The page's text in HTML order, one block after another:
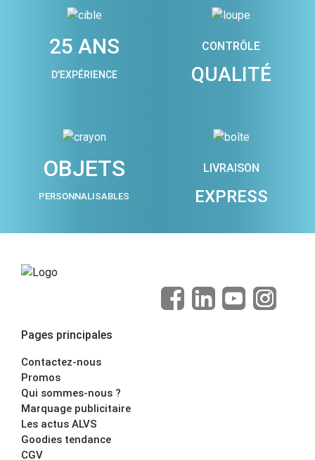
25 ANS
D'EXPÉRIENCE
CONTRÔLE
QUALITÉ
OBJETS
PERSONNALISABLES
LIVRAISON
EXPRESS
Pages principales
Contactez-nous
Promos
Qui sommes-nous ?
Marquage publicitaire
Les actus ALVS
Goodies tendance
CGV